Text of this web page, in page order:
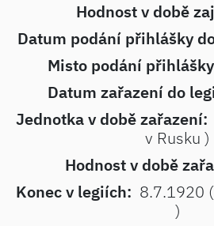
Hodnost v době
Datum podání přihlášky
Misto podání
Datum zařazení do
Jednotka v době zařazení:
v Rusku )
Hodnost v době
Konec v legiích: 8.7.1920
)